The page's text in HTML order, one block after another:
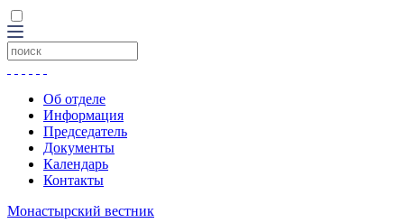
Об отделе
Информация
Председатель
Документы
Календарь
Контакты
Монастырский вестник